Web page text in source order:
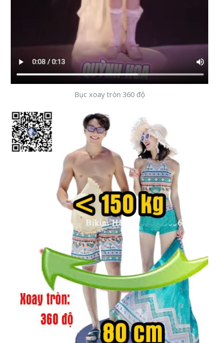
Bục xoay tròn 360 độ